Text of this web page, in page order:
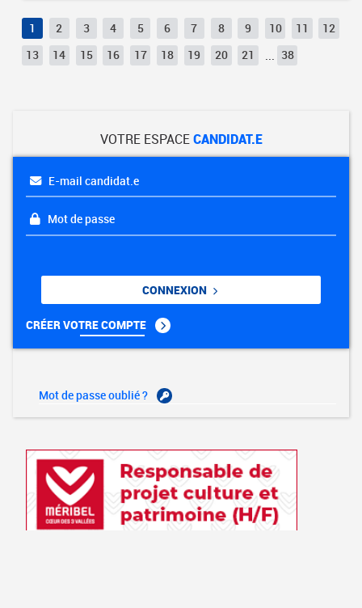
1 2 3 4 5 6 7 8 9 10 11
12
13
14 15 16 17 18 19 20 21 38
VOTRE ESPACECANDIDAT.E
E-mail candidat.e
Mot de passe
CONNEXION
CRÉER VOTRE COMPTE
Mot de passe oublié ?